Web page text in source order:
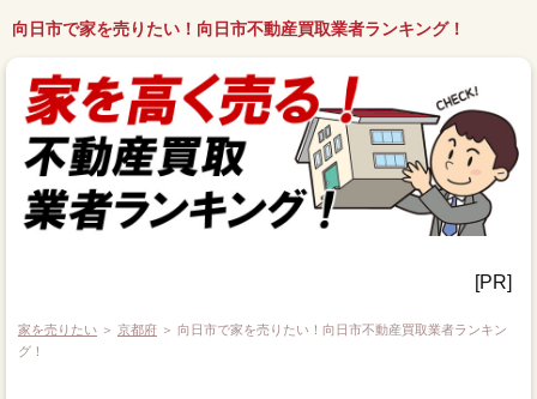
向日市で家を売りたい！向日市不動産買取業者ランキング！
[PR]
家を売りたい ＞ 京都府 ＞ 向日市で家を売りたい！向日市不動産買取業者ランキン
グ！